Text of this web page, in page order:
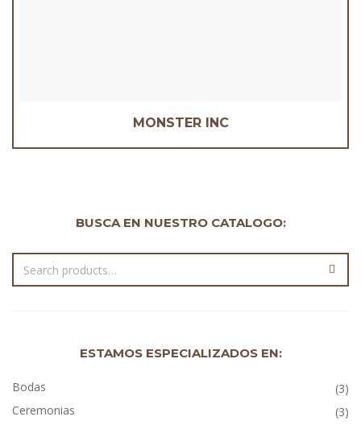
MONSTER INC
BUSCA EN NUESTRO CATALOGO:
ESTAMOS ESPECIALIZADOS EN:
Bodas
(3)
Ceremonias
(3)